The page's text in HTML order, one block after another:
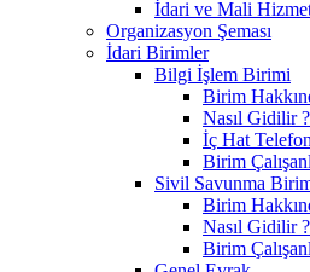
İdari ve Mali
Organizasyon Şeması
İdari Birimler
Bilgi İşlem Birimi
Birim
Nasıl Gidilir ?
İç Hat Telefon
Birim
Sivil Savunma
Birim
Nasıl Gidilir ?
Birim